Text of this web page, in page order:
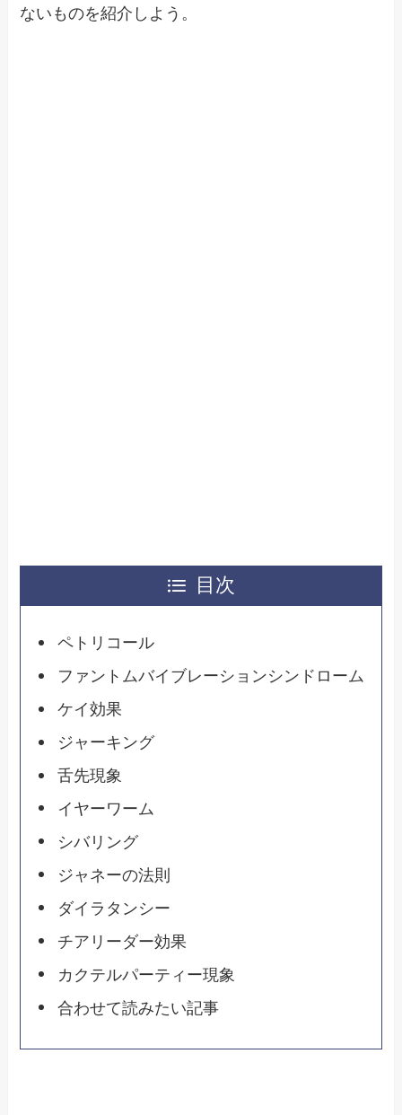
ないものを紹介しよう。
目次
ペトリコール
ファントムバイブレーションシンドローム
ケイ効果
ジャーキング
舌先現象
イヤーワーム
シバリング
ジャネーの法則
ダイラタンシー
チアリーダー効果
カクテルパーティー現象
合わせて読みたい記事